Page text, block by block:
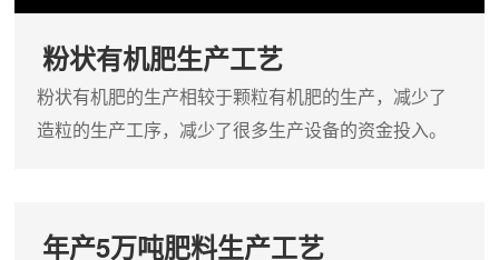
粉状有机肥生产工艺
粉状有机肥的生产相较于颗粒有机肥的生产，减少了
造粒的生产工序，减少了很多生产设备的资金投入。
年产5万吨肥料生产工艺